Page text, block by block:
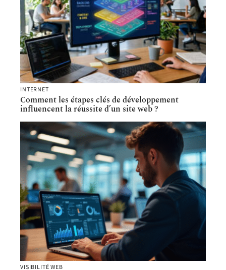
INTERNET
Comment les étapes clés de développement
influencent la réussite d’un site web ?
VISIBILITÉ WEB